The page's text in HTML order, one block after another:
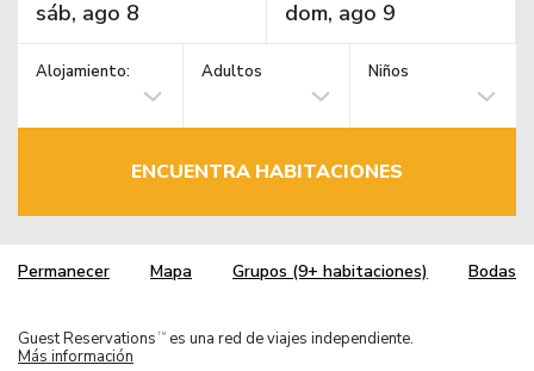
Alojamiento: Adultos Niños
ENCUENTRA HABITACIONES
Permanecer Mapa Grupos (9+ habitaciones) Bodas
Guest Reservations TM
es una red de viajes independiente.
Más información